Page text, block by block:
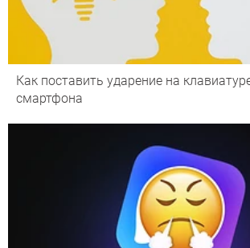
Как поставить ударение на
смартфона